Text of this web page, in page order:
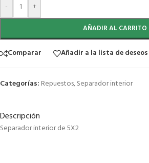
- +
AÑADIR AL CARRITO
Comparar Añadir a la lista de deseos
Categorías: Repuestos,Separador interior
Descripción
Separador interior de 5X2